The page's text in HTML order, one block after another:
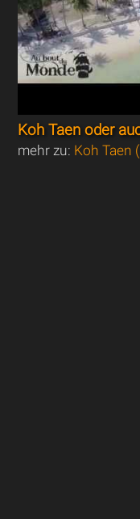
Koh Taen oder
mehr zu: Koh Taen